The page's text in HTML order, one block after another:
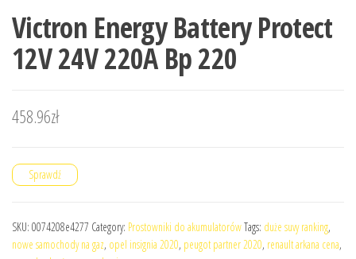
Victron Energy Battery Protect
12V 24V 220A Bp 220
458.96zł
Sprawdź
SKU: 0074208e4277 Category: Prostowniki do akumulatorówTags: duże suvy ranking,
nowe samochody na gaz, opel insignia 2020, peugot partner 2020, renault arkana cena,